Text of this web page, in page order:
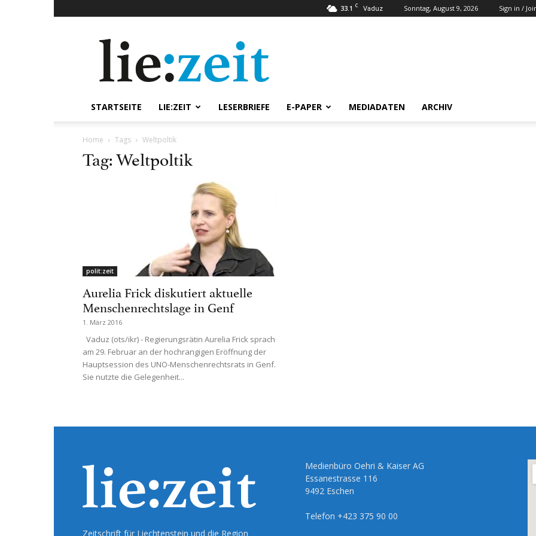
33.1 C Vaduz Sonntag, August 9, 2026 Sign in /
STARTSEITE LIE:ZEIT LESERBRIEFE E-PAPER MEDIADATEN ARCHIV
Home Tags Weltpoltik
Tag: Weltpoltik
polit:zeit
Aurelia Frick diskutiert aktuelle
Menschenrechtslage in Genf
1. März 2016
Vaduz (ots/ikr) - Regierungsrätin Aurelia Frick sprach
am 29. Februar an der hochrangigen Eröffnung der
Hauptsession des UNO-Menschenrechtsrats in Genf.
Sie nutzte die Gelegenheit...
Zeitschrift für Liechtenstein und die Region
Medienbüro Oehri & Kaiser AG
Essanestrasse 116
9492 Eschen
Telefon +423 375 90 00